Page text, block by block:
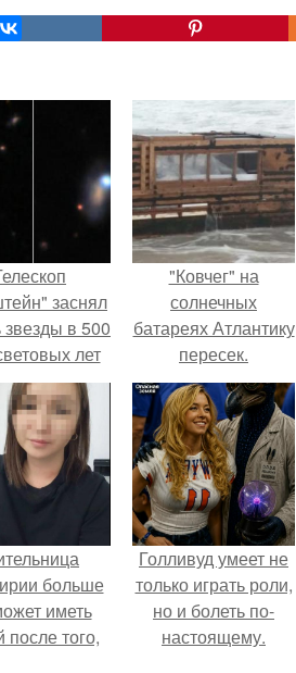
заснял
звезды в 500
лет
земли.
"Ковчег" на
солнечных
батареях Атлантику
пересек.
больше
иметь
после того,
Голливуд умеет не
только играть роли,
но и болеть по-
настоящему.